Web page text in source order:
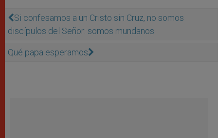
Si confesamos a un Cristo sin Cruz, no somos
discípulos del Señor: somos mundanos
Qué papa esperamos